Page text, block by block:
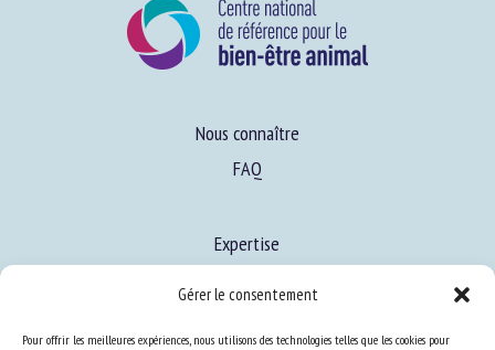
Gérer le consentement
Pour offrir les meilleures expériences, nous utilisons des technologies telles que les cookies pour
Nous connaître
Expertise
S’informer sur le BEA
Se former au BEA